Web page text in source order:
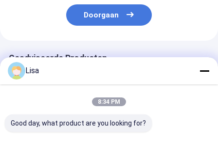
Doorgaan
Geadviseerde Producten
Lisa
8:34 PM
Good day, what product are you looking for?